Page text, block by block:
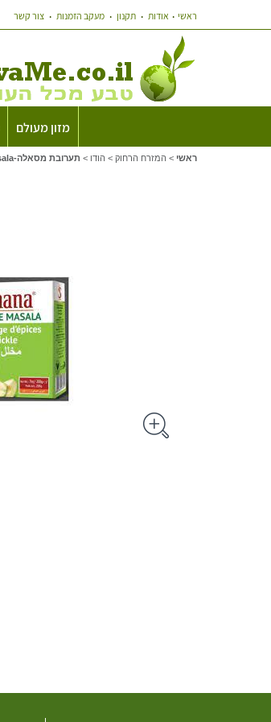
ראשי אודות תקנון מעקב הזמנות צור קשר
מזון מעולם
ראשי > המזרח הרחוק > הודו > תערובת מסאלה-pickle masala